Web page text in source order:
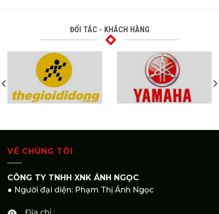
ĐỐI TÁC - KHÁCH HÀNG
VỀ CHÚNG TÔI
CÔNG TY TNHH XNK ÁNH NGỌC
● Người đại diện: Phạm Thị Ánh Ngọc